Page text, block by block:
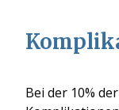
Bei der 10%